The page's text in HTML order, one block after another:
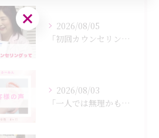
2026/08/05
「初回カウンセリングでは何をするの？」
2026/08/03
「一人では無理かも…」
予約はこちら